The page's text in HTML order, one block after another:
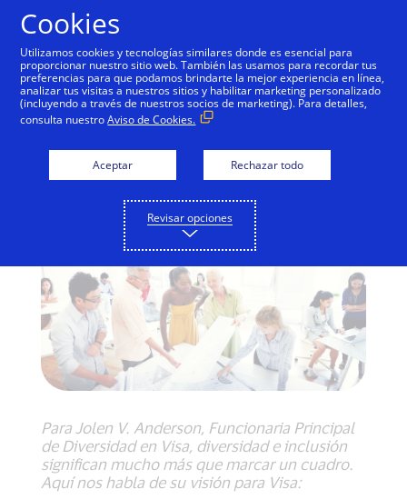
Diversidad e inclusión:
Elevando la
conversación
Para Jolen V. Anderson, Funcionaria Principal
de Diversidad en Visa, diversidad e inclusión
significan mucho más que marcar un cuadro.
Aquí nos habla de su visión para Visa:
Cookies
Utilizamos cookies y tecnologías similares donde es esencial para
proporcionar nuestro sitio web. También las usamos para recordar tus
preferencias para que podamos brindarte la mejor experiencia en línea,
analizar tus visitas a nuestros sitios y habilitar marketing personalizado
(incluyendo a través de nuestros socios de marketing). Para detalles,
consulta nuestroAviso de Cookies.
Aceptar Rechazar todo
Revisar opciones